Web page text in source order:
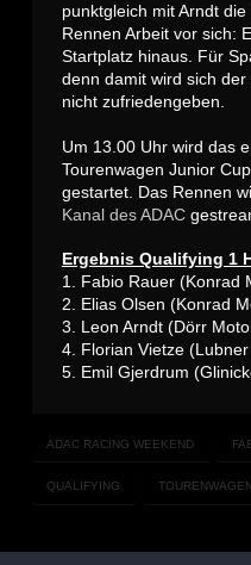
punktgleich mit Arndt
Rennen Arbeit vor sich:
Startplatz hinaus. Für
denn damit wird sich
nicht zufriedengeben.
Um 13.00 Uhr wird das
Tourenwagen Junior
gestartet. Das Rennen
Kanal des ADAC
Ergebnis Qualifying 1
1. Fabio Rauer (Konrad
2. Elias Olsen (Konrad
3. Leon Arndt (Dörr
4. Florian Vietze
5. Emil Gjerdrum
ADAC RACING WEEKEND
QUALIFYING